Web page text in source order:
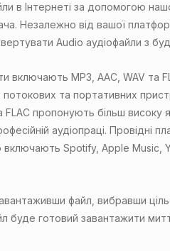
в Інтернеті за допомогою
Незалежно від вашої
Audio аудіофайли з
включають MP3, AAC, WAV та
та портативних
FLAC пропонують більш високу
аудіопраці. Провідні
Spotify, Apple Music,
файл, вибравши
буде готовий завантажити